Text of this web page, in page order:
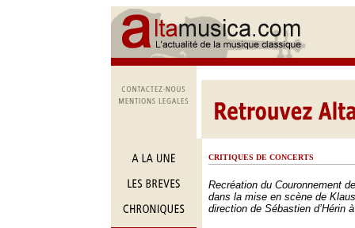
CRITIQUES DE CONCERTS
Recréation du Couronnement
dans la mise en scène de
direction de Sébastien d’Hérin